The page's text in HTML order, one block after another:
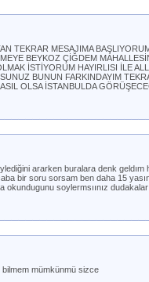
TEKRAR MESAJIMA
BEYKOZ ÇİĞDEM
İSTİYORUM HAYIRLISI İLE
BUNUN FARKINDAYIM
OLSA İSTANBULDA
ararken buralara denk
bir soru sorsam ben daha 15
okundugunu soylermsıınız
bilmem mümkünmü sizce